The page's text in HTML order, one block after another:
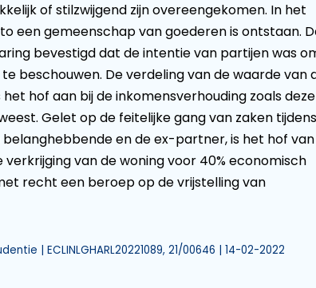
of stilzwijgend zijn overeengekomen. In het
een gemeenschap van goederen is ontstaan.
bevestigd dat de intentie van partijen was
beschouwen. De verdeling van de waarde van
hof aan bij de inkomensverhouding zoals deze
Gelet op de feitelijke gang van zaken tijdens
en de ex-partner, is het hof van
van de woning voor 40% economisch
recht een beroep op de vrijstelling van
| ECLINLGHARL20221089, 21/00646 | 14-02-2022